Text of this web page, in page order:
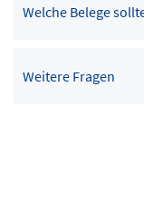
Welche Belege
Weitere Fragen